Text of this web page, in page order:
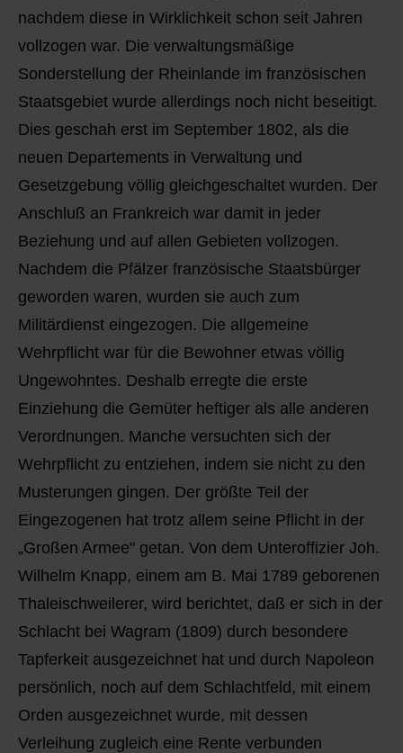
nachdem diese in Wirklichkeit schon seit Jahren
vollzogen war. Die verwaltungsmäßige
Sonderstellung der Rheinlande im französischen
Staatsgebiet wurde allerdings noch nicht beseitigt.
Dies geschah erst im September 1802, als die
neuen Departements in Verwaltung und
Gesetzgebung völlig gleichgeschaltet wurden. Der
Anschluß an Frankreich war damit in jeder
Beziehung und auf allen Gebieten vollzogen.
Nachdem die Pfälzer französische Staatsbürger
geworden waren, wurden sie auch zum
Militärdienst eingezogen. Die allgemeine
Wehrpflicht war für die Bewohner etwas völlig
Ungewohntes. Deshalb erregte die erste
Einziehung die Gemüter heftiger als alle anderen
Verordnungen. Manche versuchten sich der
Wehrpflicht zu entziehen, indem sie nicht zu den
Musterungen gingen. Der größte Teil der
Eingezogenen hat trotz allem seine Pflicht in der
„Großen Armee" getan. Von dem Unteroffizier Joh.
Wilhelm Knapp, einem am B. Mai 1789 geborenen
Thaleischweilerer, wird berichtet, daß er sich in der
Schlacht bei Wagram (1809) durch besondere
Tapferkeit ausgezeichnet hat und durch Napoleon
persönlich, noch auf dem Schlachtfeld, mit einem
Orden ausgezeichnet wurde, mit dessen
Verleihung zugleich eine Rente verbunden